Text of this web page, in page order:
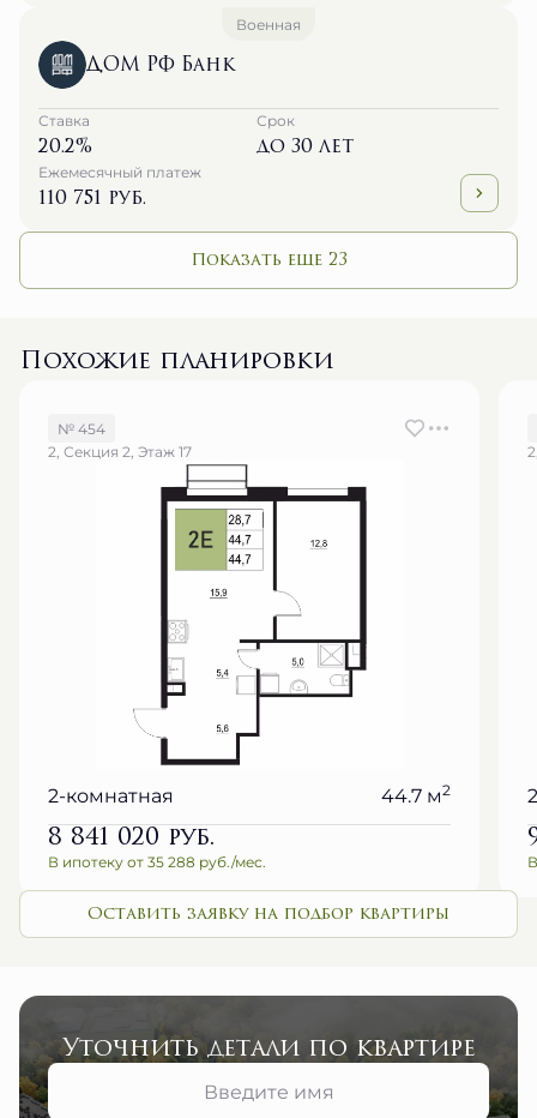
Военная
ДОМ РФ Банк
Ставка
20.2%
Срок
до 30 лет
Ежемесячный платеж
110 751 руб.
Показать еще 23
Похожие планировки
№ 454
2, Секция 2, Этаж 17
2-комнатная 44.7 м2
8 841 020руб.
В ипотеку от 35 288 руб./мес.
Оставить заявку на подбор квартиры
Уточнить детали по квартире